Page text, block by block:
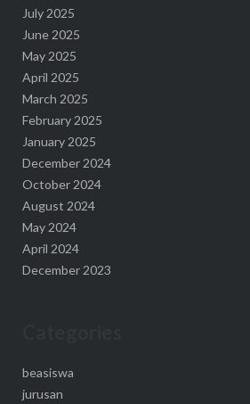
July 2025
June 2025
May 2025
April 2025
March 2025
February 2025
January 2025
December 2024
October 2024
August 2024
May 2024
April 2024
December 2023
beasiswa
jurusan